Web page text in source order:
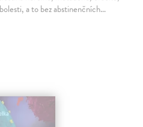
a to bez abstinenčních…